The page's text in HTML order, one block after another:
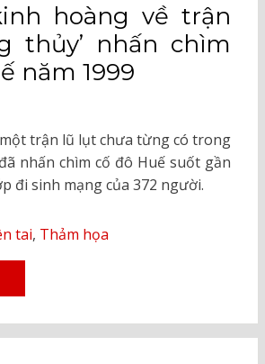
hoàng về trận
thủy’ nhấn chìm
năm 1999
trận lũ lụt chưa từng có trong
nhấn chìm cố đô Huế suốt gần
đi sinh mạng của 372 người.
tai, Thảm họa